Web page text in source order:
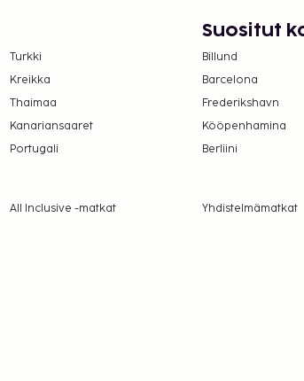
Turkki
Kreikka
Thaimaa
Kanariansaaret
Portugali
Suositut
Billund
Barcelona
Frederikshavn
Kööpenhamina
Berliini
All Inclusive -matkat Yhdistelmämatkat